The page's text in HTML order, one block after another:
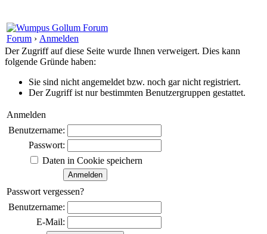
Forum › Anmelden
Der Zugriff auf diese Seite wurde Ihnen verweigert. Dies kann
folgende Gründe haben:
Sie sind nicht angemeldet bzw. noch gar nicht registriert.
Der Zugriff ist nur bestimmten Benutzergruppen gestattet.
Anmelden
Benutzername:
Passwort:
Daten in Cookie speichern
Passwort vergessen?
Benutzername:
E-Mail: